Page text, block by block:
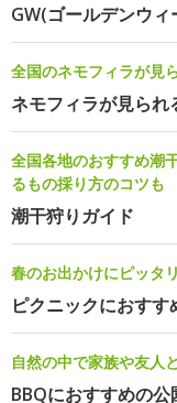
GW(ゴールデンウ
全国のネモフィラが見
ネモフィラが見られ
全国各地のおすすめ潮
るもの採り方のコツも
潮干狩りガイド
春のお出かけにピッタ
ピクニックにおすす
自然の中で家族や友人
BBQにおすすめの公